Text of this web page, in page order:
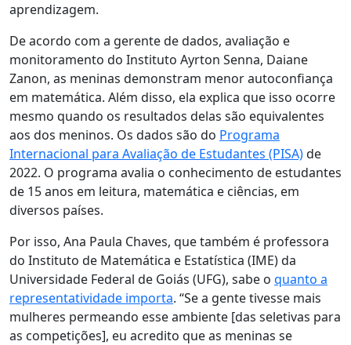
aprendizagem.
De acordo com a gerente de dados, avaliação e
monitoramento do Instituto Ayrton Senna, Daiane
Zanon, as meninas demonstram menor autoconfiança
em matemática. Além disso, ela explica que isso ocorre
mesmo quando os resultados delas são equivalentes
aos dos meninos. Os dados são do Programa
Internacional para Avaliação de Estudantes (PISA)de
2022. O programa avalia o conhecimento de estudantes
de 15 anos em leitura, matemática e ciências, em
diversos países.
Por isso, Ana Paula Chaves, que também é professora
do Instituto de Matemática e Estatística (IME) da
Universidade Federal de Goiás (UFG), sabe o quanto a
representatividade importa. “Se a gente tivesse mais
mulheres permeando esse ambiente [das seletivas para
as competições], eu acredito que as meninas se